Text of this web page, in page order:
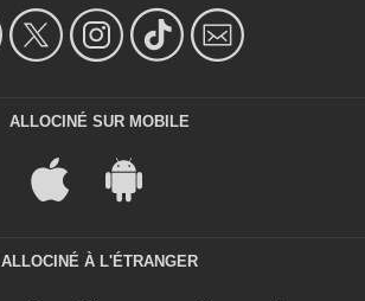
ALLOCINÉ SUR MOBILE
ALLOCINÉ À L'ÉTRANGER